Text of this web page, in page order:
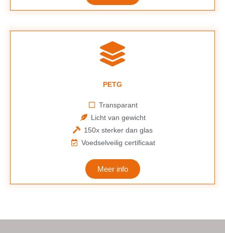
PETG
Transparant
Licht van gewicht
150x sterker dan glas
Voedselveilig certificaat
Meer info